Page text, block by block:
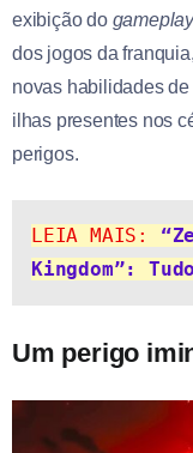
exibição do
dos jogos da
novas habilidades
ilhas presentes nos
perigos.
LEIA MAIS:
Kingdom”:
Um perigo